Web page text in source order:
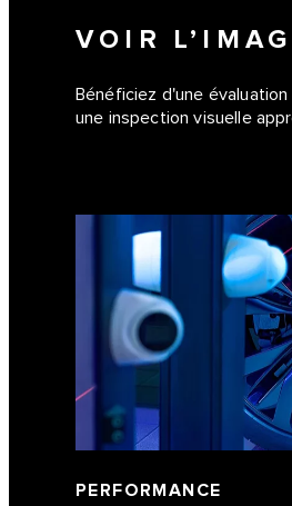
VOIR
Bénéficiez d'une
une inspection visuelle
PERFORMANCE